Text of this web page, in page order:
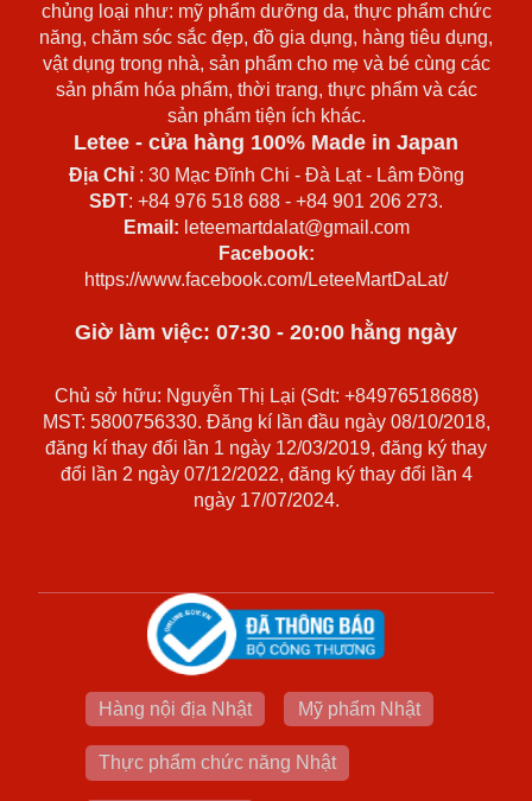
chủng loại như: mỹ phẩm dưỡng da, thực phẩm chức
năng, chăm sóc sắc đẹp, đồ gia dụng, hàng tiêu dụng,
vật dụng trong nhà, sản phẩm cho mẹ và bé cùng các
sản phẩm hóa phẩm, thời trang, thực phẩm và các
sản phẩm tiện ích khác.
Letee - cửa hàng 100% Made in Japan
Địa Chỉ: 30 Mạc Đĩnh Chi - Đà Lạt - Lâm Đồng
SĐT: +84 976 518 688 - +84 901 206 273.
Email: leteemartdalat@gmail.com
Facebook:
https://www.facebook.com/LeteeMartDaLat/
Giờ làm việc: 07:30 - 20:00 hằng ngày
Chủ sở hữu: Nguyễn Thị Lại (Sdt: +84976518688)
MST: 5800756330. Đăng kí lần đầu ngày 08/10/2018,
đăng kí thay đổi lần 1 ngày 12/03/2019, đăng ký thay
đổi lần 2 ngày 07/12/2022, đăng ký thay đổi lần 4
ngày 17/07/2024.
Hàng nội địa Nhật Mỹ phẩm Nhật
Thực phẩm chức năng Nhật